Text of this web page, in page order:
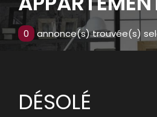
0 annonce(s) trouvée(s)
DÉSOLÉ